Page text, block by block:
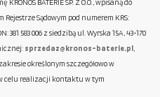
Sądowym pod numerem KRS:
381 583 006 z siedzibą ul. Wyrska 15A, 43-170
sprzedaz@kronos-baterie.pl
określonym szczegółowo w
celu realizacji kontaktu w tym